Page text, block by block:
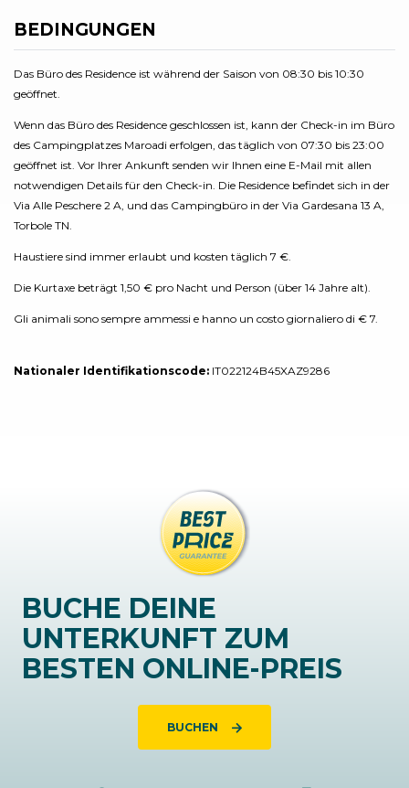
BEDINGUNGEN
Das Büro des Residence ist während der Saison von 08:30 bis 10:30
geöffnet.
Wenn das Büro des Residence geschlossen ist, kann der Check-in im Büro
des Campingplatzes Maroadi erfolgen, das täglich von 07:30 bis 23:00
geöffnet ist. Vor Ihrer Ankunft senden wir Ihnen eine E-Mail mit allen
notwendigen Details für den Check-in. Die Residence befindet sich in der
Via Alle Peschere 2 A, und das Campingbüro in der Via Gardesana 13 A,
Torbole TN.
Haustiere sind immer erlaubt und kosten täglich 7 €.
Die Kurtaxe beträgt 1,50 € pro Nacht und Person (über 14 Jahre alt).
Gli animali sono sempre ammessi e hanno un costo giornaliero di € 7.
Nationaler Identifikationscode: IT022124B45XAZ9286
BUCHE DEINE
UNTERKUNFT ZUM
BESTEN ONLINE-PREIS
BUCHEN